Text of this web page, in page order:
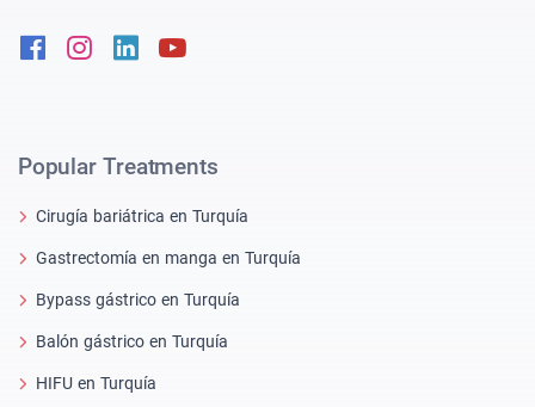
FacebookInstagram
Linkedin
Popular Treatments
Cirugía bariátrica en Turquía
Gastrectomía en manga en Turquía
Bypass gástrico en Turquía
Balón gástrico en Turquía
HIFU en Turquía